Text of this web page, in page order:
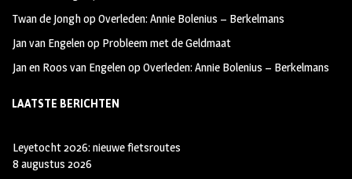
Twan de JonghopOverleden: Annie Bolenius – Berkelmans
Jan van Engelenop Probleem met de Geldmaat
Jan en Roos van EngelenopOverleden: Annie Bolenius – Berkelmans
LAATSTE BERICHTEN
Leyetocht 2026: nieuwe fietsroutes
8 augustus 2026